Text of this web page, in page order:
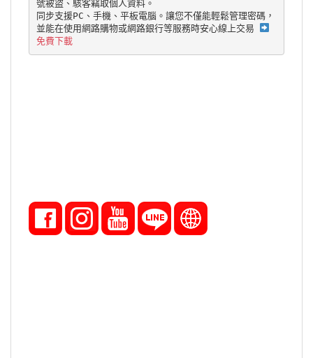
號被盜、駭客竊取個人資料。
同步支援PC、手機、平板電腦。讓您不僅能輕鬆管理密碼，
並能在使用網路購物或網路銀行等服務時安心線上交易
免費下載